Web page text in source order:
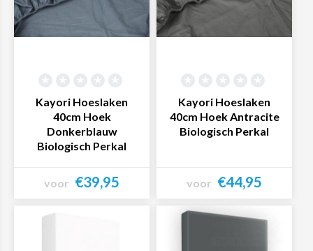
Kayori Hoeslaken
40cm Hoek
Donkerblauw
Biologisch Perkal
voor €39,95
Bekijk product
Kayori Hoeslaken
40cm Hoek Antracite
Biologisch Perkal
voor €44,95
Bekijk product